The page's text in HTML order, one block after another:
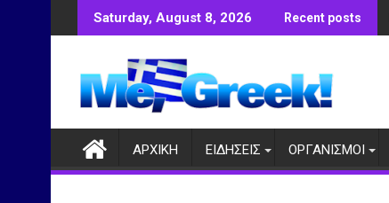
to
Saturday, August 8, 2026 Recent posts
ΑΡΧΙΚΗ ΕΙΔΗΣΕΙΣ ΟΡΓΑΝΙΣΜΟΙ